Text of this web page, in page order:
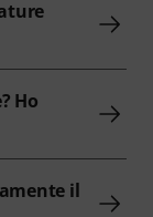
Ho
il